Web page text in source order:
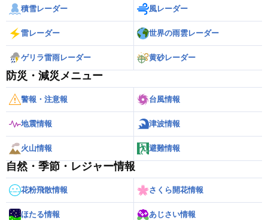
積雪レーダー 風レーダー
雷レーダー 世界の雨雲レーダー
ゲリラ雷雨レーダー 黄砂レーダー
防災・減災メニュー
警報・注意報 台風情報
地震情報 津波情報
火山情報 避難情報
自然・季節・レジャー情報
花粉飛散情報 さくら開花情報
ほたる情報 あじさい情報